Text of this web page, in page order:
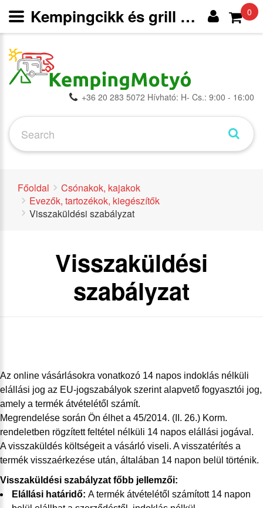
+36 20 283 5072 Hívható: H- Cs.: 9:00 - 16:00
0
Főoldal
Csónakok, kajakok
Evezők, tartozékok, kiegészítők
Visszaküldési szabályzat
Visszaküldési
szabályzat
Az online vásárlásokra vonatkozó 14 napos indoklás nélküli
elállási jog az EU-jogszabályok szerint alapvető fogyasztói jog,
amely a termék átvételétől számít.
Megrendelése során Ön élhet a 45/2014. (II. 26.) Korm.
rendeletben rögzített feltétel nélküli 14 napos elállási jogával.
A visszaküldés költségeit a vásárló viseli. A visszatérítés a
termék visszaérkezése után, általában 14 napon belül történik.
Visszaküldési szabályzat főbb jellemzői:
Elállási határidő: A termék átvételétől számított 14 napon
Kempingcikk és grill webáruház